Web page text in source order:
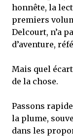
honnête, la
premiers
Delcourt, n’a
d’aventure,
Mais quel
de la chose.
Passons
la plume,
dans les